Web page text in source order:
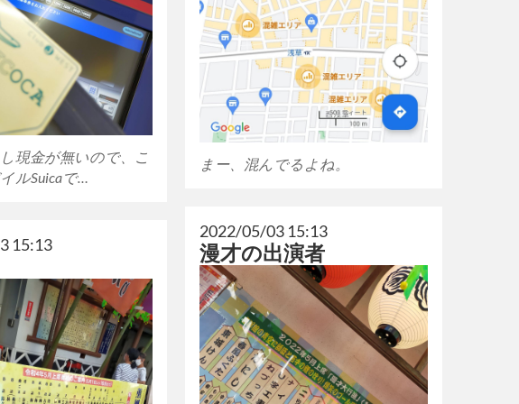
現金が無いので、こ
ルSuicaで…
まー、混んでるよね。
2022/05/03 15:13
漫才の出演者
15:13